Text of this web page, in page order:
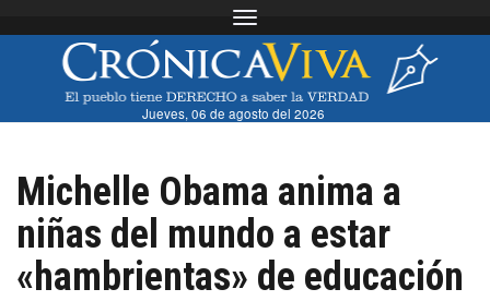
Toggle navigation
Jueves, 06 de agosto del 2026
Michelle Obama anima a
niñas del mundo a estar
«hambrientas» de educación